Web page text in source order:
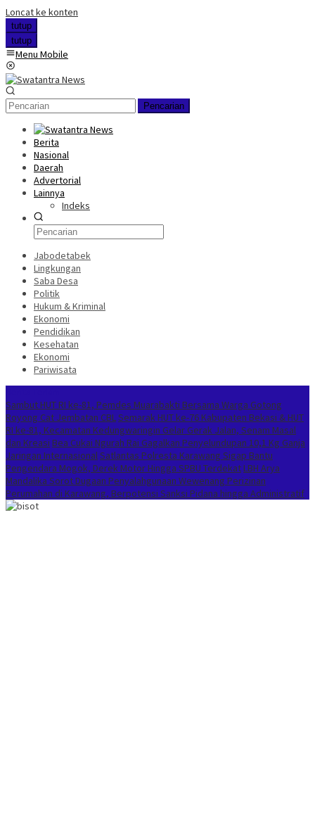
Loncat ke konten
tutup
tutup
Menu Mobile
Pencarian
Berita
Nasional
Daerah
Advertorial
Lainnya
Indeks
Jabodetabek
Lingkungan
Saba Desa
Politik
Hukum & Kriminal
Ekonomi
Pendidikan
Kesehatan
Ekonomi
Pariwisata
Sambut HUT RI ke-81, Pemdes Muarabakti Bersama Warga Gotong
Royong Cat Jembatan CBLSemarak HUT ke-76 Kabupaten Bekasi & HUT
RI ke-81, Kecamatan Kedungwaringin Gelar Gerak Jalan, Senam Masal
dan Kreasi Bea Cukai Ngurah Rai Gagalkan Penyelundupan 10,1 Kg Ganja
Jaringan InternasionalSatlantas Polresta Karawang Sigap Bantu
Pengendara Mogok, Derek Motor Hingga SPBU Terdekat LBH Arya
Mandalika Sorot Dugaan Penyalahgunaan Wewenang Perizinan
Perumahan di Karawang, Berpotensi Sanksi Pidana hingga Administratif